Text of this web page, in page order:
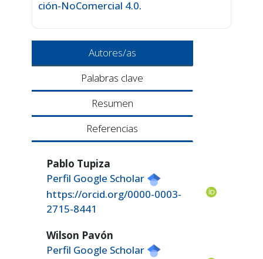
ción-NoComercial 4.0.
Autores/as
Palabras clave
Resumen
Referencias
Pablo Tupiza
Perfil Google Scholar
https://orcid.org/0000-0003-
2715-8441
Wilson Pavón
Perfil Google Scholar